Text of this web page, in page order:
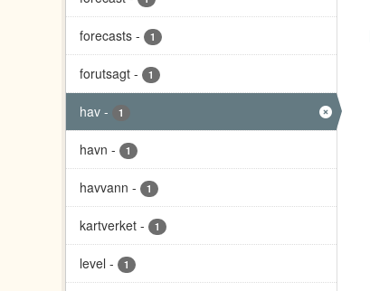
forecasts - 1
forutsagt - 1
hav - 1
havn - 1
havvann - 1
kartverket - 1
level - 1